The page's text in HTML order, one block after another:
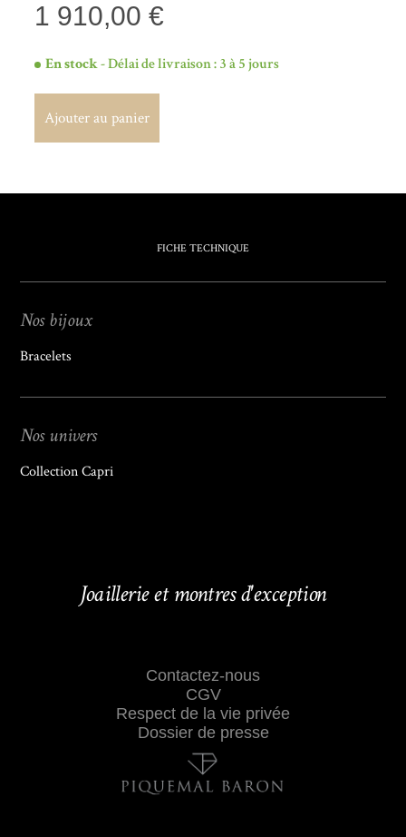
1 910,00 €
En stock- Délai de livraison : 3 à 5 jours
Ajouter au panier
Ajouter au panier
FICHE TECHNIQUE
Nos bijoux
Bracelets
Nos univers
Collection Capri
Joaillerie et montres d'exception
Contactez-nous
CGV
Respect de la vie privée
Dossier de presse